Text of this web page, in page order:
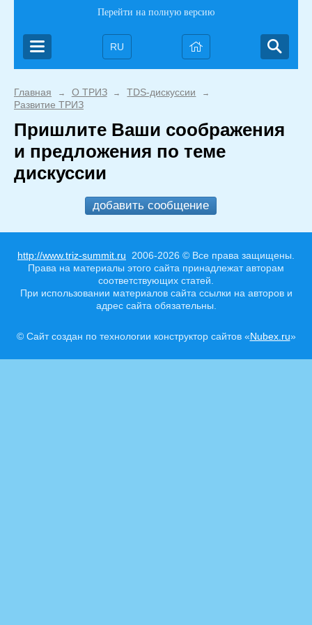
Перейти на полную версию
RU
Главная → О ТРИЗ → TDS-дискуссии →
Развитие ТРИЗ
Пришлите Ваши соображения
и предложения по теме
дискуссии
добавить сообщение
http://www.triz-summit.ru 2006-2026 © Все права защищены.
Права на материалы этого сайта принадлежат авторам
соответствующих статей.
При использовании материалов сайта ссылки на авторов и
адрес сайта обязательны.
© Сайт создан по технологии конструктор сайтов «Nubex.ru»